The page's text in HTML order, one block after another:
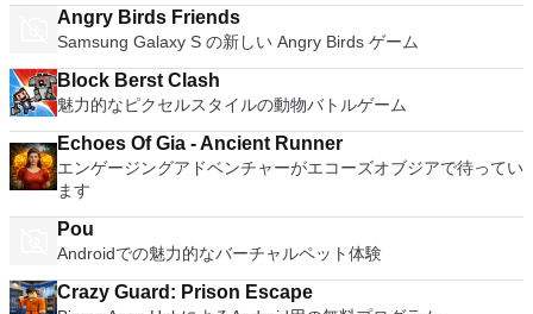
Angry Birds Friends
Samsung Galaxy S の新しい Angry Birds ゲーム
Block Berst Clash
魅力的なピクセルスタイルの動物バトルゲーム
Echoes Of Gia - Ancient Runner
エンゲージングアドベンチャーがエコーズオブジアで待ってい
ます
Pou
Androidでの魅力的なバーチャルペット体験
Crazy Guard: Prison Escape